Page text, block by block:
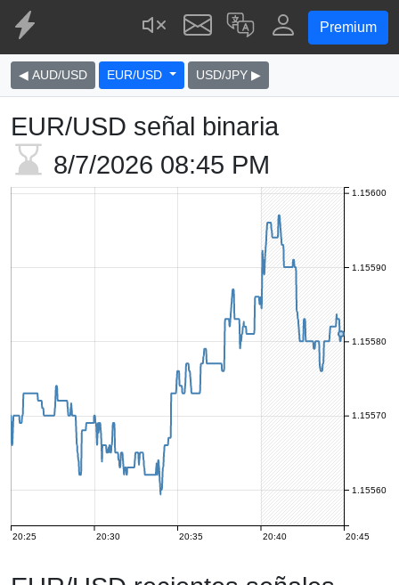
Premium
◀ AUD/USD EUR/USD USD/JPY ▶
EUR/USD señal binaria
8/7/2026 08:45 PM
20:25 20:30 20:35 20:40 20:45
1.15560
1.15570
1.15580
1.15590
1.15600